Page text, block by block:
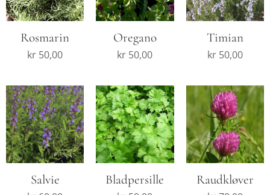
Rosmarin
kr 50,00
Oregano
kr 50,00
Timian
kr 50,00
Salvie Bladpersille Raudkløver